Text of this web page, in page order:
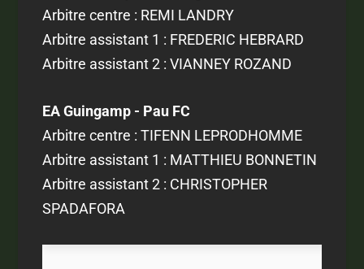
Arbitre centre : REMI LANDRY
Arbitre assistant 1 : FREDERIC HEBRARD
Arbitre assistant 2 : VIANNEY ROZAND
EA Guingamp - Pau FC
Arbitre centre : TIFENN LEPRODHOMME
Arbitre assistant 1 : MATTHIEU BONNETIN
Arbitre assistant 2 : CHRISTOPHER
SPADAFORA